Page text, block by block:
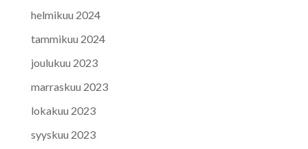
helmikuu 2024
tammikuu 2024
joulukuu 2023
marraskuu 2023
lokakuu 2023
syyskuu 2023